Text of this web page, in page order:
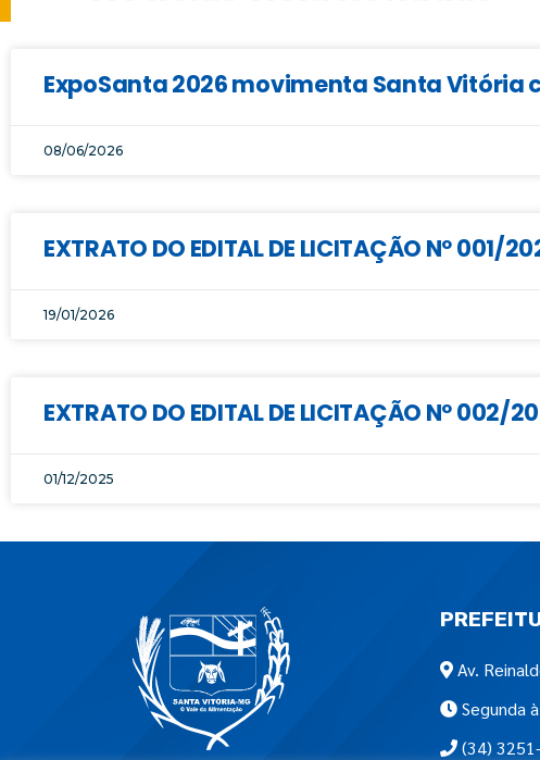
ExpoSanta 2026 movimenta Santa
08/06/2026
EXTRATO DO EDITAL DE LICITAÇÃO Nº 001/
19/01/2026
EXTRATO DO EDITAL DE LICITAÇÃO Nº 002/
01/12/2025
Av.
Segunda
(34)